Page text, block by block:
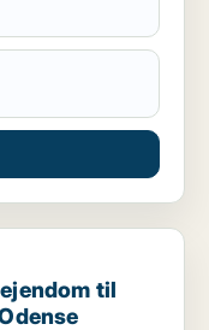
salg i Storkøbenhavn
til